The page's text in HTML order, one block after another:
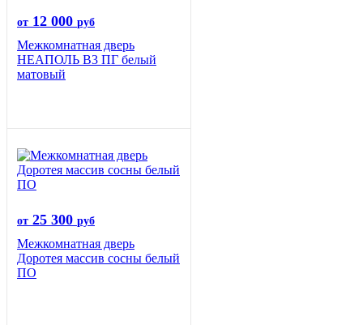
от 12 000 руб
Межкомнатная дверь
НЕАПОЛЬ В3 ПГ белый
матовый
от 25 300 руб
Межкомнатная дверь
Доротея массив сосны белый
ПО